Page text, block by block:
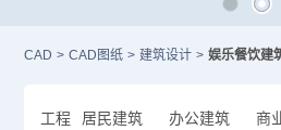
CAD > CAD图纸 > 建筑设计 > 娱乐餐饮建
工程
居民建筑 办公建筑 商